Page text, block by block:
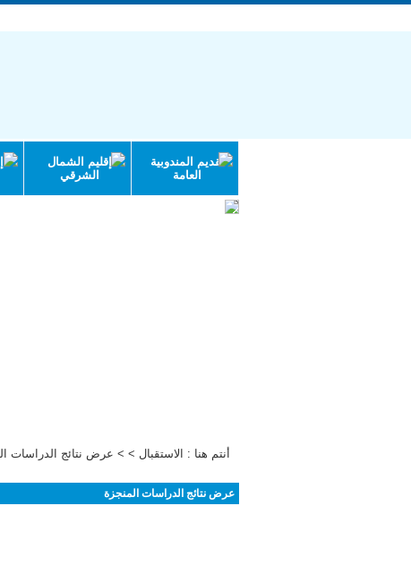
تقديم المندوبية
العامة
إقليم الشمال
الشرقي
أنتم هنا : الاستقبال > > عرض نتائج الدراسات
عرض نتائج الدراسات المنجزة